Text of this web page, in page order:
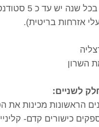
להתקבל. בכל
אזרחות בריטית).
השרון
לשניים:
הראשונות מכינות את
כישורים קדם-